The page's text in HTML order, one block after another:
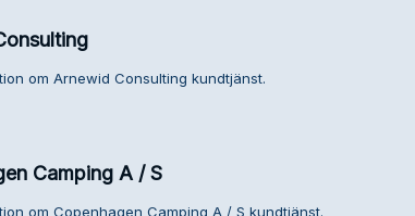
om Arnewid Consulting kundtjänst.
Camping A / S
om Copenhagen Camping A / S kundtjänst.